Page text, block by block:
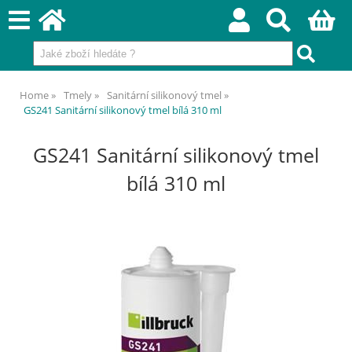
Home Tmely
Sanitární silikonový tmel
GS241 Sanitární silikonový tmel bílá 310 ml
GS241 Sanitární silikonový tmel
bílá 310 ml